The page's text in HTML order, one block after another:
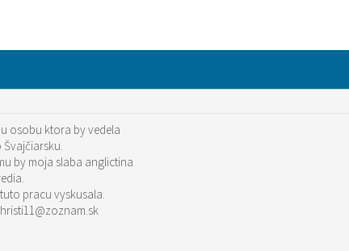
osobu ktora by vedela
by moja slaba anglictina
pracu vyskusala.